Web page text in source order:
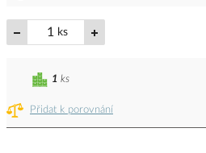
ks
Přidat k porovnání
1 ks